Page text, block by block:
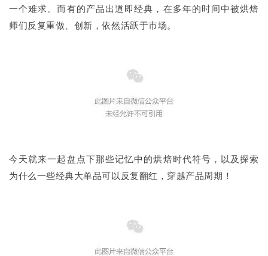
一个难求。而有的产品出道即经典，在多年的时间中被烘焙
师们反复重做、创新，依然活跃于市场。
今天就来一起盘点下那些记忆中的烘焙时代符号，以及探索
为什么一些经典大单品可以反复翻红，穿越产品周期！